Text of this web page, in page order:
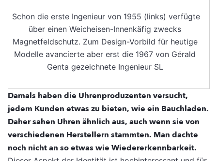
Schon die erste Ingenieur von 1955 (links) verfügte
über einen Weicheisen-Innenkäfig zwecks
Magnetfeldschutz. Zum Design-Vorbild für heutige
Modelle avancierte aber erst die 1967 von Gérald
Genta gezeichnete Ingenieur SL
Damals haben die Uhrenproduzenten versucht,
jedem Kunden etwas zu bieten, wie ein Bauchladen.
Daher sahen Uhren ähnlich aus, auch wenn sie von
verschiedenen Herstellern stammten. Man dachte
noch nicht an so etwas wie Wiedererkennbarkeit.